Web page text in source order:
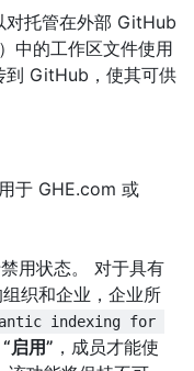
托管在外部 GitHub
中的工作区文件使用
到 GitHub，使其可供
于 GHE.com 或
用状态。 对于具有
织和企业，企业所
indexing for
“启用” ，成员才能使